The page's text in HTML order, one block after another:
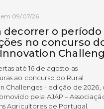
09/07/26
decorrer o período
no concurso
até 16 de agosto as
ao concurso do Rural
Challenges - edição de 2026,
pela AJAP –
Agricultores de Portugal.